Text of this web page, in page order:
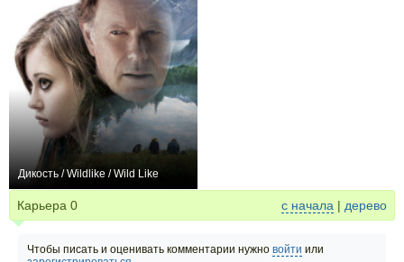
Дикость / Wildlike / Wild Like
Карьера 0 с начала | дерево
Чтобы писать и оценивать комментарии нужно войти или